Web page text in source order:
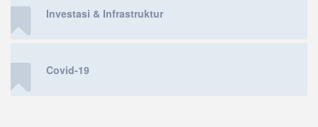
Investasi & Infrastruktur
Covid-19